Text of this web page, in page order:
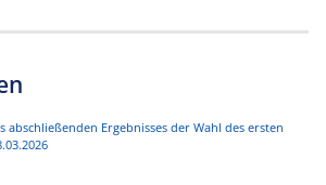
abschließenden Ergebnisses der Wahl des ersten